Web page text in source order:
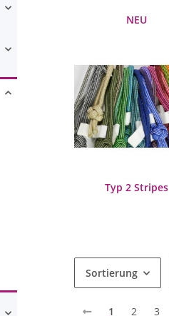
NEU
Typ 2 Stripes
Sortierung
1 2 3